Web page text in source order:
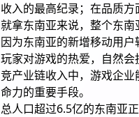
收入的最高纪录；在品质方
就拿东南亚来说，整个东
因为东南亚的新增移动用户
玩家对游戏的热爱，自然
竞产业链收入中，游戏企
命力的重要手段。
总人口超过6.5亿的东南亚